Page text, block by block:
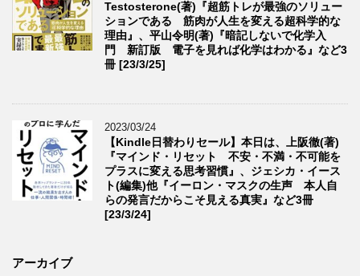
Testosterone(著)『超筋トレが最強のソリュー
ションである 筋肉が人生を変える超科学的な
理由』、平山令明(著)『暗記しないで化学入
門 新訂版 電子を見れば化学はわかる』など3
冊 [23/3/25]
2023/03/24
【Kindle日替わりセール】本日は、上阪徹(著)
『マインド・リセット 不安・不満・不可能を
プラスに変える思考習慣』、ジェシカ・イース
ト(編集)他『イーロン・マスクの生声 本人自
らの発言だからこそ見える真実』など3冊
[23/3/24]
アーカイブ